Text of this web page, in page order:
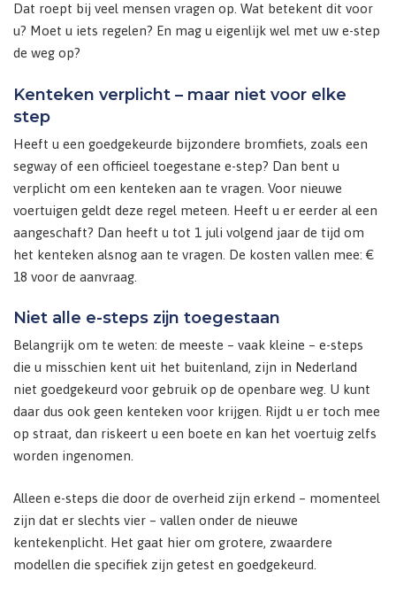
Dat roept bij veel mensen vragen op. Wat betekent dit voor
u? Moet u iets regelen? En mag u eigenlijk wel met uw e-step
de weg op?
Kenteken verplicht – maar niet voor elke
step
Heeft u een goedgekeurde bijzondere bromfiets, zoals een
segway of een officieel toegestane e-step? Dan bent u
verplicht om een kenteken aan te vragen. Voor nieuwe
voertuigen geldt deze regel meteen. Heeft u er eerder al een
aangeschaft? Dan heeft u tot 1 juli volgend jaar de tijd om
het kenteken alsnog aan te vragen. De kosten vallen mee: €
18 voor de aanvraag.
Niet alle e-steps zijn toegestaan
Belangrijk om te weten: de meeste – vaak kleine – e-steps
die u misschien kent uit het buitenland, zijn in Nederland
niet goedgekeurd voor gebruik op de openbare weg. U kunt
daar dus ook geen kenteken voor krijgen. Rijdt u er toch mee
op straat, dan riskeert u een boete en kan het voertuig zelfs
worden ingenomen.
Alleen e-steps die door de overheid zijn erkend – momenteel
zijn dat er slechts vier – vallen onder de nieuwe
kentekenplicht. Het gaat hier om grotere, zwaardere
modellen die specifiek zijn getest en goedgekeurd.